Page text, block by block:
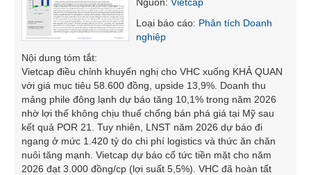
Loại báo cáo: Phân tích Doanh
nghiệp
Nội dung tóm tắt:
Vietcap điều chỉnh khuyến nghị cho VHC xuống KHẢ QUAN
với giá mục tiêu 58.600 đồng, upside 13,9%. Doanh thu
mảng phile đông lạnh dự báo tăng 10,1% trong năm 2026
nhờ lợi thế không chịu thuế chống bán phá giá tại Mỹ sau
kết quả POR 21. Tuy nhiên, LNST năm 2026 dự báo đi
ngang ở mức 1.420 tỷ do chi phí logistics và thức ăn chăn
nuôi tăng mạnh. Vietcap dự báo cổ tức tiền mặt cho năm
2026 đạt 3.000 đồng/cp (lợi suất 5,5%). VHC đã hoàn tất
CÔNG
NGHỆ
THÔNG
TIN